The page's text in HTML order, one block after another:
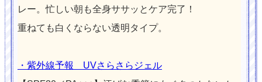
レー。忙しい朝も全身ササッとケア完了！
重ねても白くならない透明タイプ。
・紫外線予報 UVさらさらジェル